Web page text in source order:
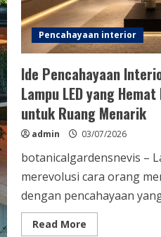
Pencahayaan interior
Ide Pencahayaan
Lampu LED yang
untuk Ruang Menarik
admin 03/07/2026
botanicalgardensnevis –
merevolusi cara orang
dengan pencahayaan
Read More
more